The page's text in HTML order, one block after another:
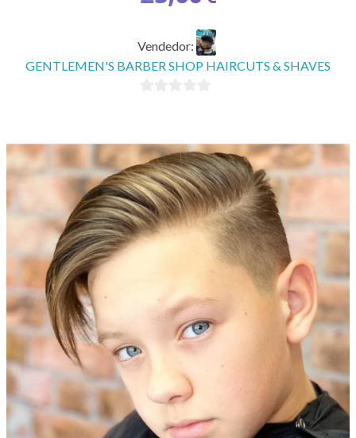
Vendedor:
GENTLEMEN'S BARBER SHOP HAIRCUTS & SHAVES
e
5